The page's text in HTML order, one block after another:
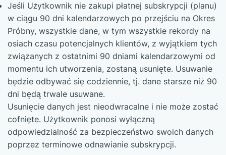
Jeśli Użytkownik nie zakupi płatnej subskrypcji (planu)
w ciągu 90 dni kalendarzowych po przejściu na Okres
Próbny, wszystkie dane, w tym wszystkie rekordy na
osiach czasu potencjalnych klientów, z wyjątkiem tych
związanych z ostatnimi 90 dniami kalendarzowymi od
momentu ich utworzenia, zostaną usunięte. Usuwanie
będzie odbywać się codziennie, tj. dane starsze niż 90
dni będą trwale usuwane.
Usunięcie danych jest nieodwracalne i nie może zostać
cofnięte. Użytkownik ponosi wyłączną
odpowiedzialność za bezpieczeństwo swoich danych
poprzez terminowe odnawianie subskrypcji.